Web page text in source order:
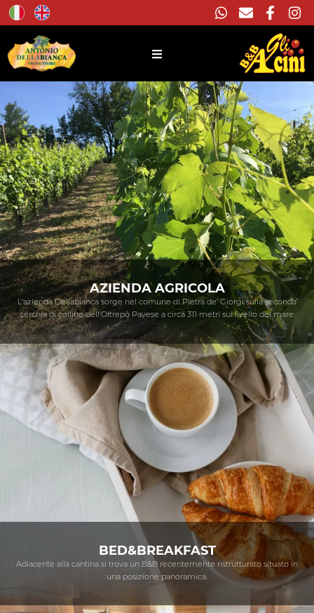
BED&BREAKFAST
Adiacente alla cantina si trova un B&B recentemente ristrutturato situato in
una posizione panoramica.
AZIENDA AGRICOLA
L'azienda Dellabianca sorge nel comune di Pietra de' Giorgi sulla seconda
cerchia di colline dell'Oltrepò Pavese a circa 311 metri sul livello del mare.